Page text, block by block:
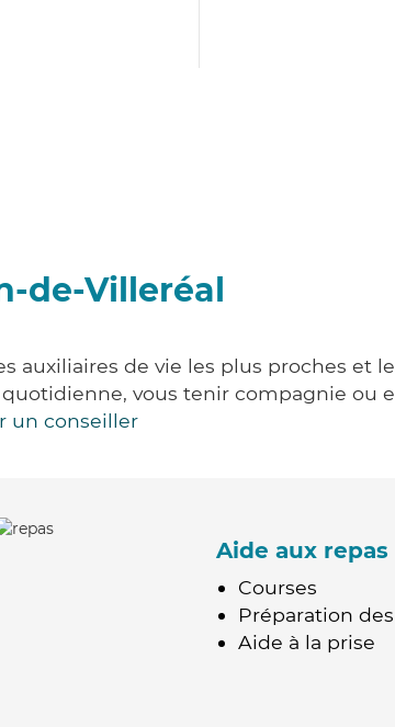
de-Villeréal
auxiliaires de vie les plus proches et
vous tenir compagnie ou
un conseiller
Aide aux repas
Courses
Préparation
Aide à la prise